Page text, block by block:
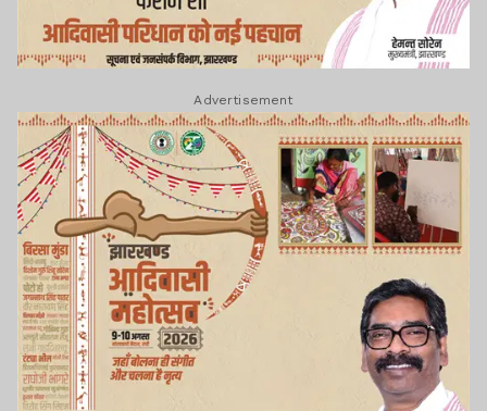
Advertisement